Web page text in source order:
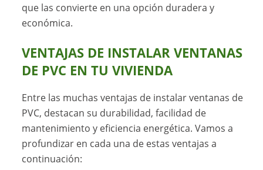
que las convierte en una opción duradera y
económica.
VENTAJAS DE INSTALAR VENTANAS
DE PVC EN TU VIVIENDA
Entre las muchas ventajas de instalar ventanas de
PVC, destacan su durabilidad, facilidad de
mantenimiento y eficiencia energética. Vamos a
profundizar en cada una de estas ventajas a
continuación: